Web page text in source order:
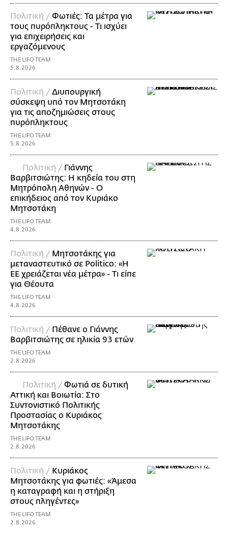
Πολιτική /Φωτιές: Τα μέτρα για
τους πυρόπληκτους - Τι ισχύει
για επιχειρήσεις και
εργαζόμενους
THE LIFO TEAM
5.8.2026
Πολιτική /Διυπουργική
σύσκεψη υπό τον Μητσοτάκη
για τις αποζημιώσεις στους
πυρόπληκτους
THE LIFO TEAM
5.8.2026
Πολιτική / Γιάννης
Βαρβιτσιώτης: Η κηδεία του στη
Μητρόπολη Αθηνών - Ο
επικήδειος από τον Κυριάκο
Μητσοτάκη
THE LIFO TEAM
4.8.2026
Πολιτική / Μητσοτάκης για
μεταναστευτικό σε Politico: «Η
ΕΕ χρειάζεται νέα μέτρα» - Τι είπε
για Θέουτα
THE LIFO TEAM
4.8.2026
Πολιτική / Πέθανε ο Γιάννης
Βαρβιτσιώτης σε ηλικία 93 ετών
THE LIFO TEAM
2.8.2026
Πολιτική /Φωτιά σε δυτική
Αττική και Βοιωτία: Στο
Συντονιστικό Πολιτικής
Προστασίας ο Κυριάκος
Μητσοτάκης
THE LIFO TEAM
2.8.2026
Πολιτική / Κυριάκος
Μητσοτάκης για φωτιές: «Άμεσα
η καταγραφή και η στήριξη
στους πληγέντες»
THE LIFO TEAM
2.8.2026